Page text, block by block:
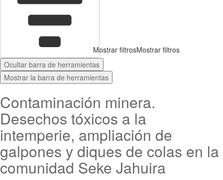
Mostrar filtrosMostrar filtros
Ocultar barra de herramientas
Mostrar la barra de herramientas
Contaminación minera.
Desechos tóxicos a la
intemperie, ampliación de
galpones y diques de colas en la
comunidad Seke Jahuira